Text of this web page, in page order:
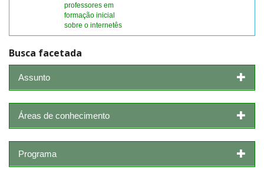
professores em
formação inicial
sobre o internetês
Busca facetada
Assunto
Áreas de conhecimento
Programa